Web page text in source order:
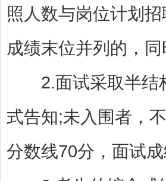
照人数与岗位计划
成绩末位并列的，
2.面试采取半结构
式告知;未入围者，
分数线70分，面试